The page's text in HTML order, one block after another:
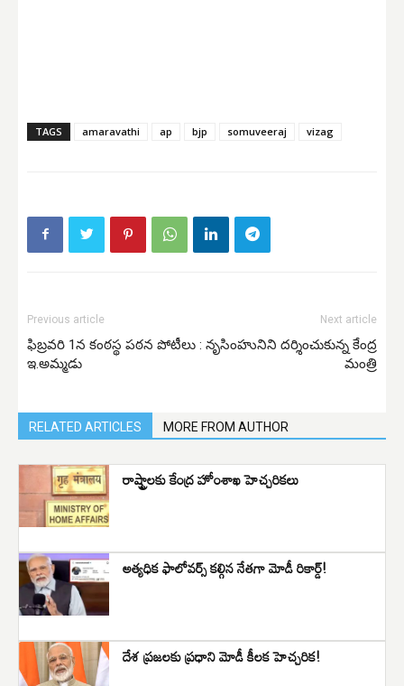
TAGS amaravathi ap bjp somuveeraj vizag
Previous article
ఫిబ్రవరి 1న కంఠస్థ పఠన పోటీలు :
ఇ.అమ్మడు
Next article
నృసింహునిని దర్శించుకున్న కేంద్ర
మంత్రి
RELATED ARTICLES MORE FROM AUTHOR
రాష్ట్రాలకు కేంద్ర హోంశాఖ హెచ్చరికలు
అత్యధిక ఫాలోవర్స్ కల్గిన నేతగా మోడీ రికార్డ్!
దేశ ప్రజలకు ప్రధాని మోడీ కీలక హెచ్చరిక!